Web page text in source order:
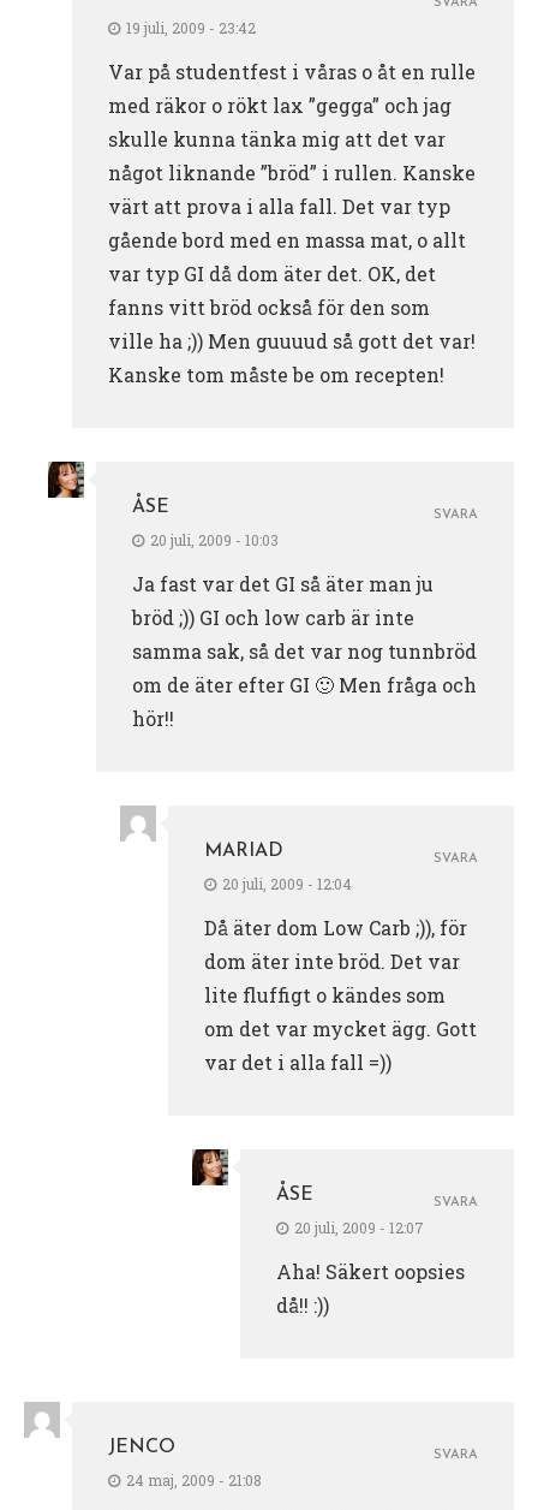
19 juli, 2009 - 23:42
Var på studentfest i våras o åt en rulle
med räkor o rökt lax ”gegga” och jag
skulle kunna tänka mig att det var
något liknande ”bröd” i rullen. Kanske
värt att prova i alla fall. Det var typ
gående bord med en massa mat, o allt
var typ GI då dom äter det. OK, det
fanns vitt bröd också för den som
ville ha ;)) Men guuuud så gott det var!
Kanske tom måste be om recepten!
SVARA
ÅSE
20 juli, 2009 - 10:03
Ja fast var det GI så äter man ju
bröd ;)) GI och low carb är inte
samma sak, så det var nog tunnbröd
om de äter efter GI 🙂 Men fråga och
hör!!
SVARA
MARIAD
20 juli, 2009 - 12:04
Då äter dom Low Carb ;)), för
dom äter inte bröd. Det var
lite fluffigt o kändes som
om det var mycket ägg. Gott
var det i alla fall =))
SVARA
ÅSE
20 juli, 2009 - 12:07
Aha! Säkert oopsies
då!! :))
SVARA
JENCO
24 maj, 2009 - 21:08
SVARA